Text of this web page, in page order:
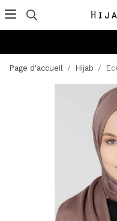
Page d'accueil / Hijab /